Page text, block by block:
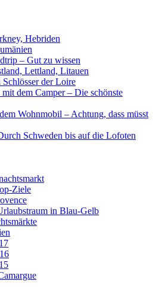
Hebriden
– Gut zu wissen
Lettland, Litauen
Schlösser der Loire
mit dem Camper – Die schönste
Wohnmobil – Achtung, dass müsst
Schweden bis auf die Lofoten
Ziele
in Blau-Gelb